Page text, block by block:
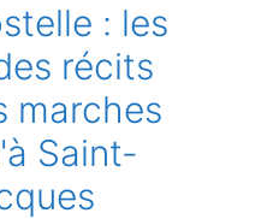
: les
récits
marches
Saint-